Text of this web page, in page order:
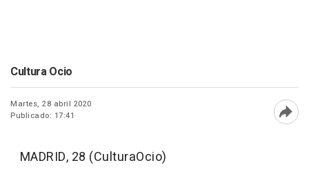
Cultura Ocio
Martes, 28 abril 2020
Publicado: 17:41
MADRID, 28 (CulturaOcio)